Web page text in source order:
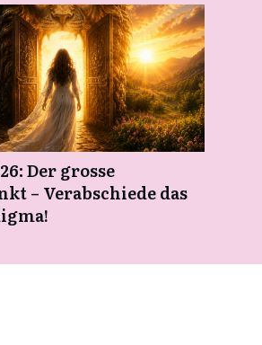
Der grosse
– Verabschiede das